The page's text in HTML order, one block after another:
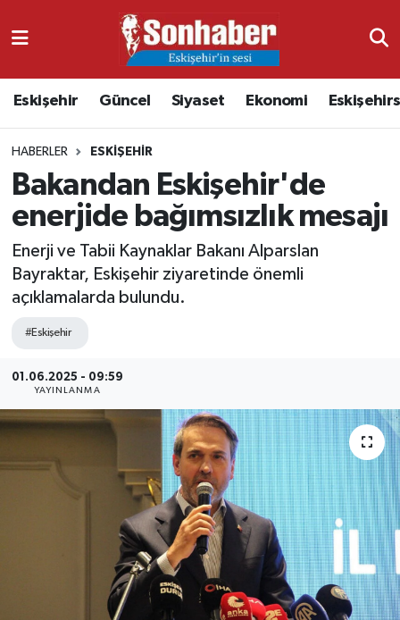
Eskişehir Güncel Siyaset Ekonomi
HABERLER ESKIŞEHIR
Bakandan Eskişehir'de
enerjide bağımsızlık mesajı
Enerji ve Tabii Kaynaklar Bakanı Alparslan
Bayraktar, Eskişehir ziyaretinde önemli
açıklamalarda bulundu.
#Eskişehir
01.06.2025 - 09:59
YAYINLANMA
Ekonomi
Güncel
Kültür & Sanat
Magazin
Resmi İlanlar
Sağlık
Siyaset
Spor
Nöbetçi Eczaneler
Namaz Vakitleri
Trafik Durumu
Süper Lig Puan Durumu ve Fikstür
Tüm Manşetler
Son Dakika Haberleri
Haber Arşivi